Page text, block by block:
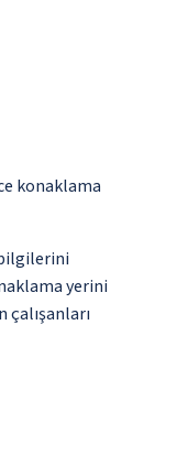
konaklama
yerini